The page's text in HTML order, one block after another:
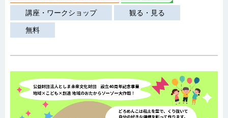
講座・ワークショップ 観る・見る
無料